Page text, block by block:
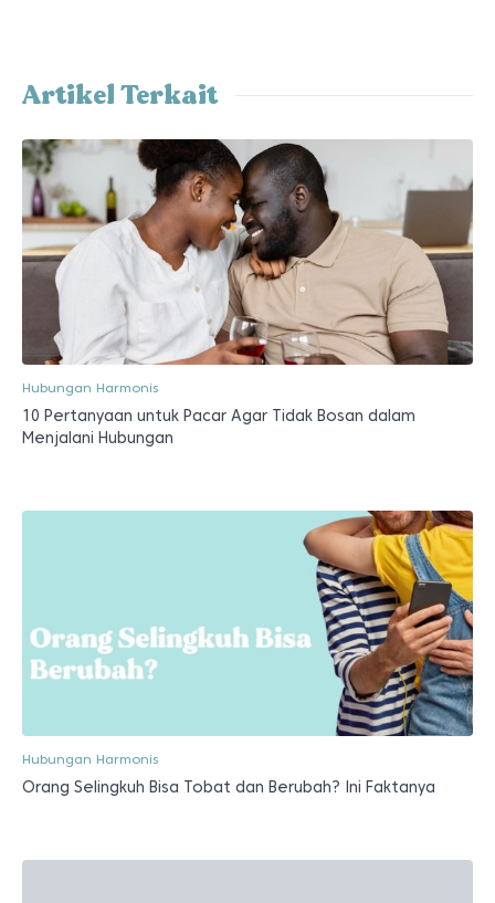
Artikel Terkait
Hubungan Harmonis
10 Pertanyaan untuk Pacar Agar Tidak Bosan dalam
Menjalani Hubungan
Hubungan Harmonis
Orang Selingkuh Bisa Tobat dan Berubah? Ini Faktanya